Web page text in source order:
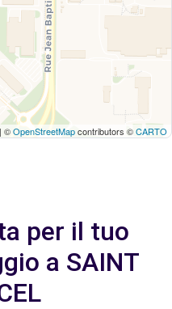
| ©OpenStreetMapcontributors ©CARTO
per il tuo
a SAINT